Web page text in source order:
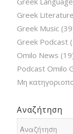
Greek Literature
Greek Music
Greek Podcast
Omilo News
Podcast Omilo
Μη
Αναζήτηση